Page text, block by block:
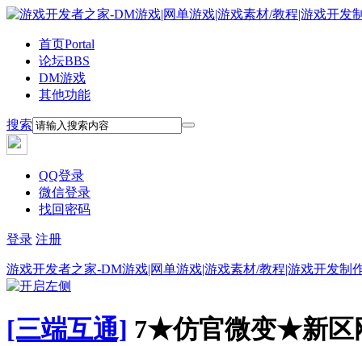
首页Portal
论坛BBS
DM游戏
其他功能
搜索
QQ登录
微信登录
找回密码
登录 注册
游戏开发者之家-DM游戏|网单游戏|游戏素材/教程|游戏开发制
[三端互通] 7★仿官微变★新